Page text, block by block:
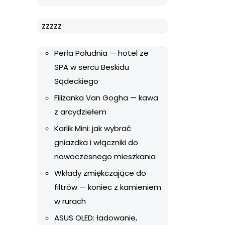
zzzzz
Perła Południa — hotel ze
SPA w sercu Beskidu
Sądeckiego
Filiżanka Van Gogha — kawa
z arcydziełem
Karlik Mini: jak wybrać
gniazdka i włączniki do
nowoczesnego mieszkania
Wkłady zmiękczające do
filtrów — koniec z kamieniem
w rurach
ASUS OLED: ładowanie,